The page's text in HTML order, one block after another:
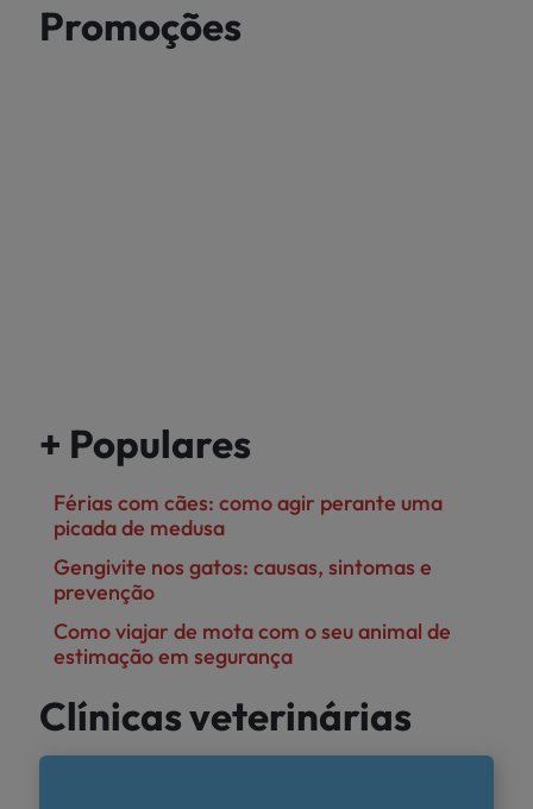
Promoções
+ Populares
Férias com cães: como agir perante uma
picada de medusa
Gengivite nos gatos: causas, sintomas e
prevenção
Como viajar de mota com o seu animal de
estimação em segurança
Clínicas veterinárias